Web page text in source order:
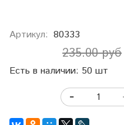
Артикул: 80333
235.00 руб
Есть в наличии: 50 шт